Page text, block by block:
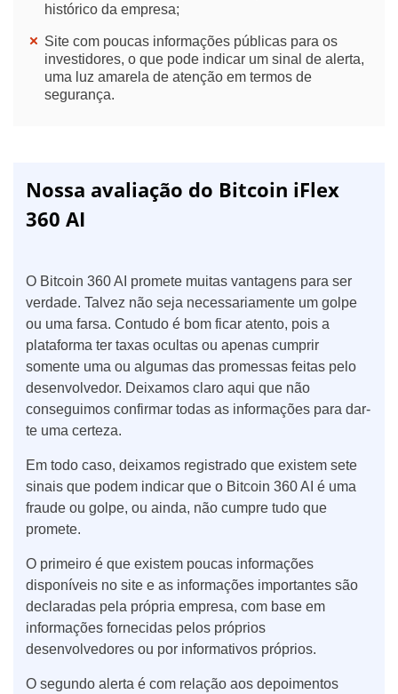
histórico da empresa;
Site com poucas informações públicas para os
investidores, o que pode indicar um sinal de alerta,
uma luz amarela de atenção em termos de
segurança.
Nossa avaliação do Bitcoin iFlex
360 AI
O Bitcoin 360 AI promete muitas vantagens para ser
verdade. Talvez não seja necessariamente um golpe
ou uma farsa. Contudo é bom ficar atento, pois a
plataforma ter taxas ocultas ou apenas cumprir
somente uma ou algumas das promessas feitas pelo
desenvolvedor. Deixamos claro aqui que não
conseguimos confirmar todas as informações para dar-
te uma certeza.
Em todo caso, deixamos registrado que existem sete
sinais que podem indicar que o Bitcoin 360 AI é uma
fraude ou golpe, ou ainda, não cumpre tudo que
promete.
O primeiro é que existem poucas informações
disponíveis no site e as informações importantes são
declaradas pela própria empresa, com base em
informações fornecidas pelos próprios
desenvolvedores ou por informativos próprios.
O segundo alerta é com relação aos depoimentos